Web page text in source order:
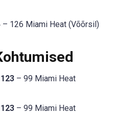
– 126 Miami Heat (Võõrsil)
– 99 Miami Heat
– 99 Miami Heat